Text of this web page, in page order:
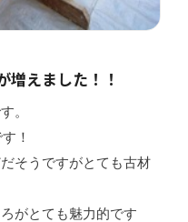
増えました！！
。
！
そうですがとても古材
がとても魅力的です